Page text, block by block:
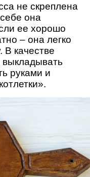
не скреплена
она
ее хорошо
– она легко
качестве
руками и